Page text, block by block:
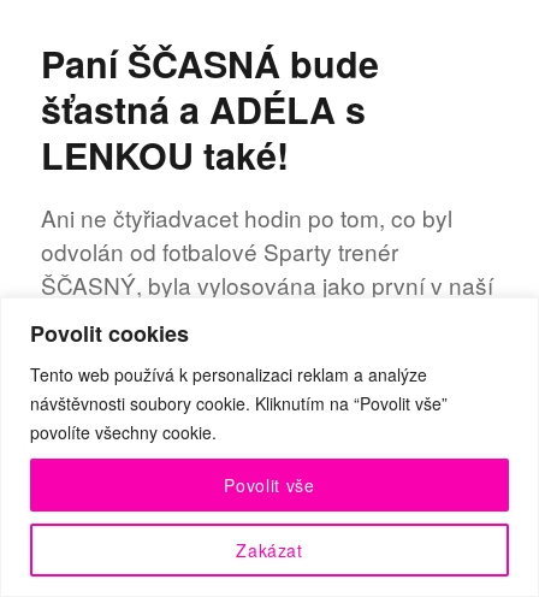
Povolit cookies
Tento web používá k personalizaci reklam a analýze
návštěvnosti soubory cookie. Kliknutím na “Povolit vše”
povolíte všechny cookie.
Zakázat
Povolit vše
Paní ŠČASNÁ bude
šťastná a ADÉLA s
LENKOU také!
Ani ne čtyřiadvacet hodin po tom, co byl
odvolán od fotbalové Sparty trenér
ŠČASNÝ, byla vylosována jako první v naší
velké „knižní“ soutěži paní VLASTA
ŠČASNÁ z Chebu! Dokonce bydlí u
stadionu!!! Další z výher poputuje do Košic!
Podrobně o výhercích se dočtěte v
následujícím textu.